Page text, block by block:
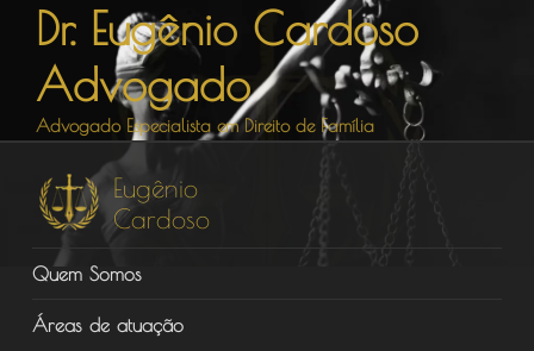
Pular
conteúdo
Dr. Eugênio Cardoso
Advogado
Advogado Especialista em Direito de Família
Quem Somos
Áreas de atuação